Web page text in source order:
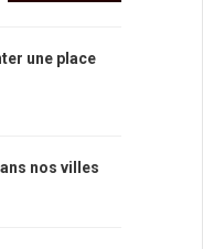
une place
nos villes